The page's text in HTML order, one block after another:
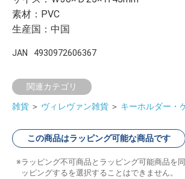
素材：PVC
生産国：中国
JAN 4930972606367
関連カテゴリ
雑貨 ＞ ヴィレヴァン雑貨 ＞ キーホルダー・
この商品はラッピング可能な商品です
ラッピング不可商品とラッピング可能商品を
ッピングするを選択することはできません。